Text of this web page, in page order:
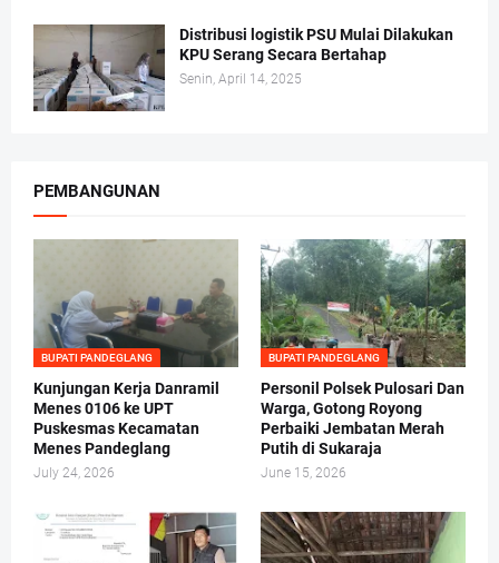
Distribusi logistik PSU Mulai Dilakukan
KPU Serang Secara Bertahap
Senin, April 14, 2025
PEMBANGUNAN
BUPATI PANDEGLANG
Kunjungan Kerja Danramil
Menes 0106 ke UPT
Puskesmas Kecamatan
Menes Pandeglang
July 24, 2026
BUPATI PANDEGLANG
Personil Polsek Pulosari Dan
Warga, Gotong Royong
Perbaiki Jembatan Merah
Putih di Sukaraja
June 15, 2026